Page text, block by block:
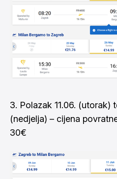
Polazak 11.06. (utorak)
(nedjelja) – cijena
30€